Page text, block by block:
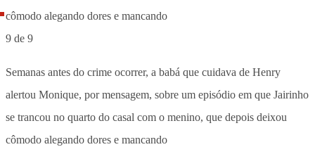
9 de 9
Semanas antes do crime ocorrer, a babá que cuidava de Henry
alertou Monique, por mensagem, sobre um episódio em que Jairinho
se trancou no quarto do casal com o menino, que depois deixou
cômodo alegando dores e mancando